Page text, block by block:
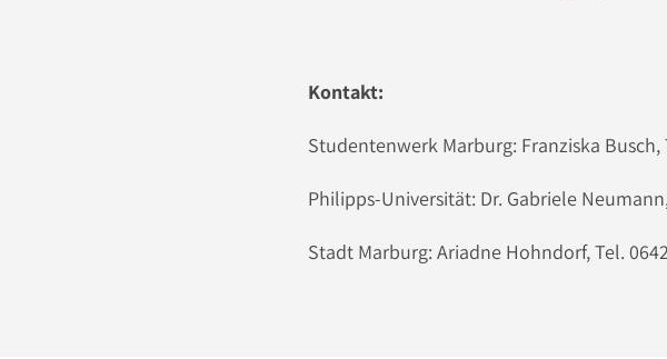
Kontakt:
Studentenwerk Marburg: Franziska
Philipps-Universität: Dr. Gabriele
Stadt Marburg: Ariadne Hohndorf, Tel.